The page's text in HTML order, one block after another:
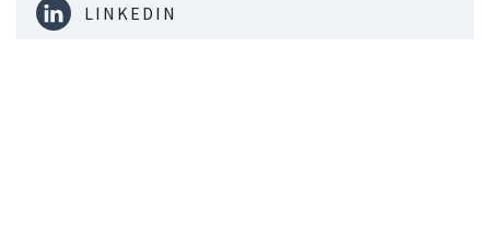
LINKEDIN